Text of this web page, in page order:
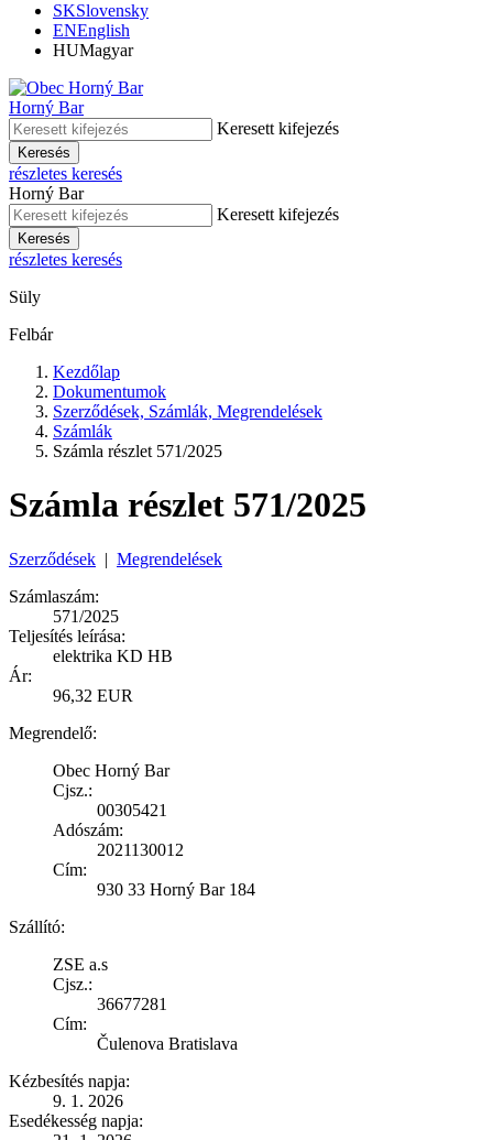
SKSlovensky
ENEnglish
HUMagyar
Horný Bar
Keresett kifejezés
Keresés
részletes keresés
Horný Bar
Keresett kifejezés
Keresés
részletes keresés
Süly
Felbár
Kezdőlap
Dokumentumok
Szerződések, Számlák, Megrendelések
Számlák
Számla részlet 571/2025
Számla részlet 571/2025
Szerződések | Megrendelések
Számlaszám:
571/2025
Teljesítés leírása:
elektrika KD HB
Ár:
96,32 EUR
Megrendelő:
Obec Horný Bar
Cjsz.:
00305421
Adószám:
2021130012
Cím:
930 33 Horný Bar 184
Szállító:
ZSE a.s
Cjsz.:
36677281
Cím:
Čulenova Bratislava
Kézbesítés napja:
9. 1. 2026
Esedékesség napja: